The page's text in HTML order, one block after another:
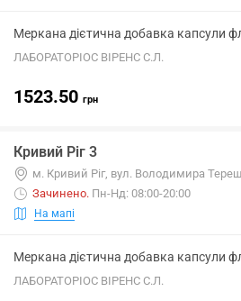
Меркана дієтична добавка капсули
ЛАБОРАТОРІОС ВІРЕНС С.Л.
1523.50 грн
Кривий Ріг 3
м. Кривий Ріг, вул. Володимира
Зачинено. Пн-Нд: 08:00-20:00
На мапі
Меркана дієтична добавка капсули
ЛАБОРАТОРІОС ВІРЕНС С.Л.